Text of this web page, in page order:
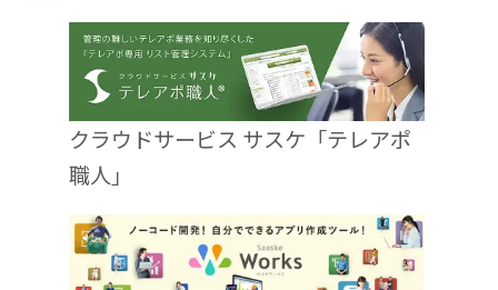
クラウドサービス サスケ「テレアポ
職人」